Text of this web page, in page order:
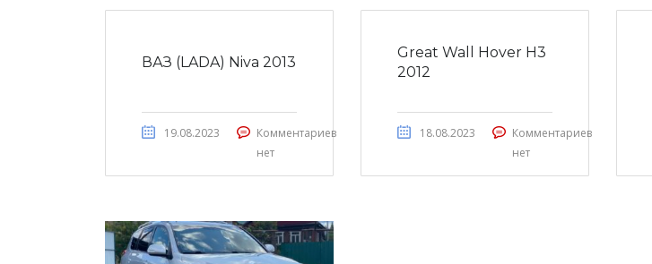
ВАЗ (LADA) Niva 2013
19.08.2023
Комментариев
нет
Great Wall Hover H3
2012
18.08.2023
Комментариев
нет